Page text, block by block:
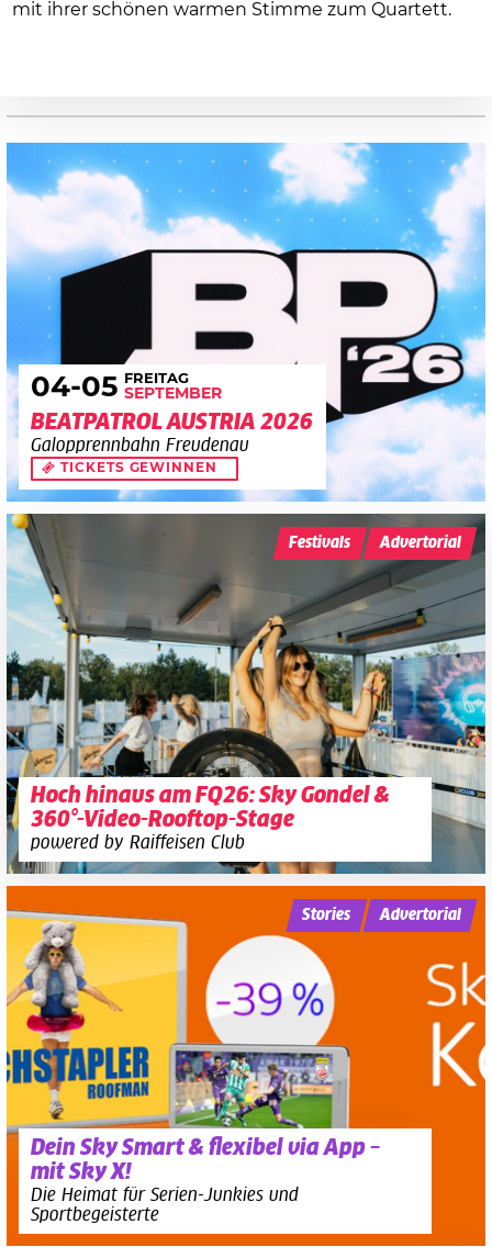
mit ihrer schönen warmen Stimme zum Quartett.
04-05 FREITAG
SEPTEMBER
BEATPATROL AUSTRIA 2026
Galopprennbahn Freudenau
TICKETS GEWINNEN
Hoch hinaus am FQ26: Sky Gondel &
360°-Video-Rooftop-Stage
powered by Raiffeisen Club
Festivals Advertorial
Dein Sky Smart & flexibel via App –
mit Sky X!
Die Heimat für Serien-Junkies und
Sportbegeisterte
Stories Advertorial